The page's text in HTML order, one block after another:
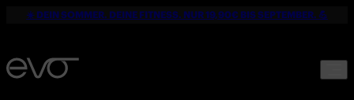
☀️ DEIN SOMMER. DEINE FITNESS. NUR 19,90€ BIS SEPTEMBER. 💪